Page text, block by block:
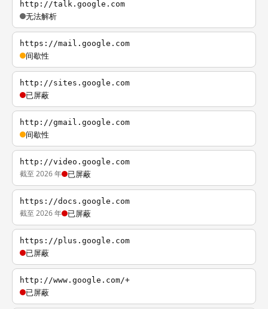
http://talk.google.com
无法解析
https://mail.google.com
间歇性
http://sites.google.com
已屏蔽
http://gmail.google.com
间歇性
http://video.google.com
截至 2026 年 已屏蔽
https://docs.google.com
截至 2026 年 已屏蔽
https://plus.google.com
已屏蔽
http://www.google.com/+
已屏蔽